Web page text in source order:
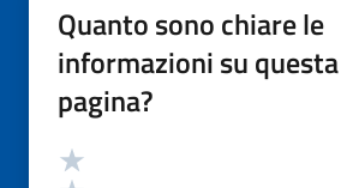
Quanto sono chiare le
informazioni su questa
pagina?
Valutazione